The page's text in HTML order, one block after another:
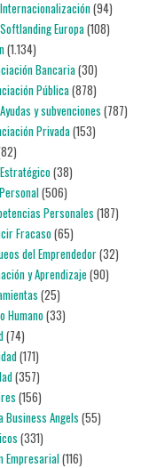
Internacionalización(94)
Softlanding Europa(108)
(1.134)
Bancaria(30)
Pública(878)
Ayudas y subvenciones (787)
Privada(153)
(38)
(506)
Personales (187)
Fracaso(65)
del Emprendedor(32)
y Aprendizaje (90)
(25)
Humano(33)
(74)
(171)
(357)
(156)
Business Angels (55)
(331)
Empresarial(116)